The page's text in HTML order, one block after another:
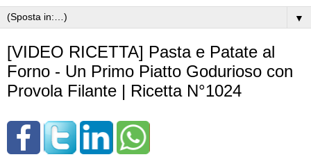
▼
[VIDEO RICETTA] Pasta e Patate al
Forno - Un Primo Piatto Godurioso con
Provola Filante | Ricetta N°1024